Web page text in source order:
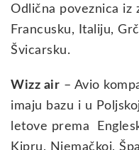
Odlična poveznica iz
Francusku, Italiju,
Švicarsku.
Wizz air – Avio
imaju bazu i u
letove prema
Kipru, Njemačkoj,